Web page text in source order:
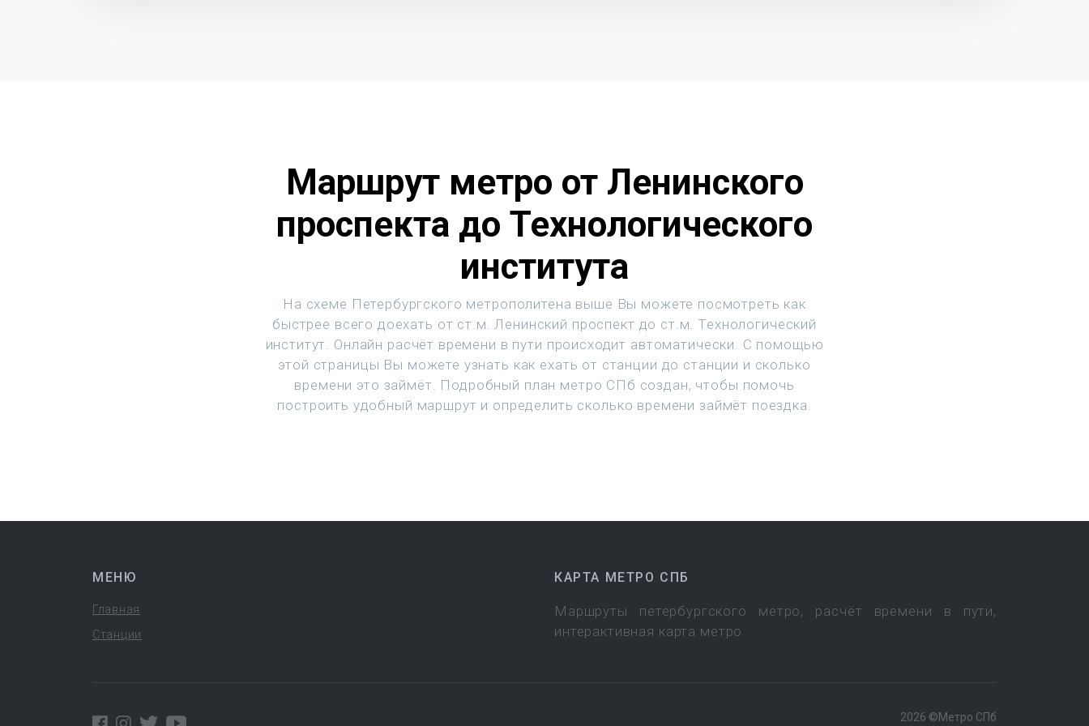
Маршрут метро от Ленинского
проспекта до Технологического
института
На схеме Петербургского метрополитена выше Вы можете посмотреть как
быстрее всего доехать от ст.м. Ленинский проспект до ст.м. Технологический
институт. Онлайн расчёт времени в пути происходит автоматически. С помощью
этой страницы Вы можете узнать как ехать от станции до станции и сколько
времени это займёт. Подробный план метро СПб создан, чтобы помочь
построить удобный маршрут и определить сколько времени займёт поездка.
МЕНЮ
Главная
Станции
КАРТА МЕТРО СПБ
Маршруты петербургского метро, расчёт времени в пути,
интерактивная карта метро
2026 ©Метро СПб